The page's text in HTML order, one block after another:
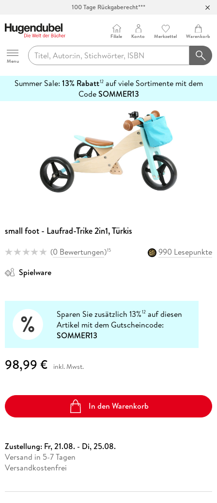
100 Tage Rückgaberecht***
Hugendubel
Menu
Filiale Konto Merkzettel Warenkorb
Summer Sale: 13% Rabatt12auf viele Sortimente mit dem
CodeSOMMER13
erfahren
small foot - Laufrad-Trike 2in1, Türkis
(0 Bewertungen)15
990 Lesepunkte
Spielware
Sparen Sie zusätzlich 13%12 auf diesen
Artikel mit dem Gutscheincode:
SOMMER13
98,99 € inkl. Mwst.
In den Warenkorb
Zustellung: Fr, 21.08. - Di, 25.08.
Versand in 5-7 Tagen
Versandkostenfrei